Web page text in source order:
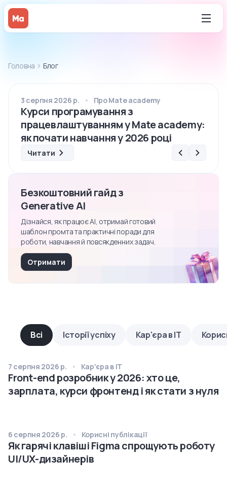
Головна Блог
3 серпня 2026 р. Про Mate academy
Курси програмування з
працевлаштуванням у Mate academy:
як почати навчання у 2026 році
Читати
Безкоштовний гайд з
Generative AI
Дізнайся, як працює AI, отримай готовий
шаблон промта та практичні поради для
роботи, навчання й повсякденних задач.
Отримати
Всі Історії успіху Кар'єра в IT
7 серпня 2026 р. Кар'єра в IT
Front-end розробник у 2026: хто це,
зарплата, курси фронтенд і як стати з нуля
6 серпня 2026 р. Корисні публікації
Як гарячі клавіші Figma спрощують роботу
UI/UX-дизайнерів